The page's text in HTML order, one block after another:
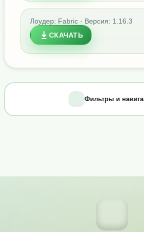
Лоудер: Fabric · Версия: 1.16.3
СКАЧАТЬ
Фильтры и